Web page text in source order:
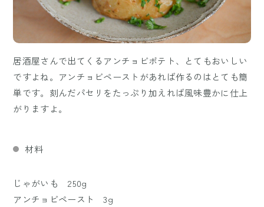
居酒屋さんで出てくるアンチョビポテト、とてもおいしい
ですよね。アンチョビペーストがあれば作るのはとても簡
単です。刻んだパセリをたっぷり加えれば風味豊かに仕上
がりますよ。
材料
じゃがいも 250g
アンチョビペースト 3g